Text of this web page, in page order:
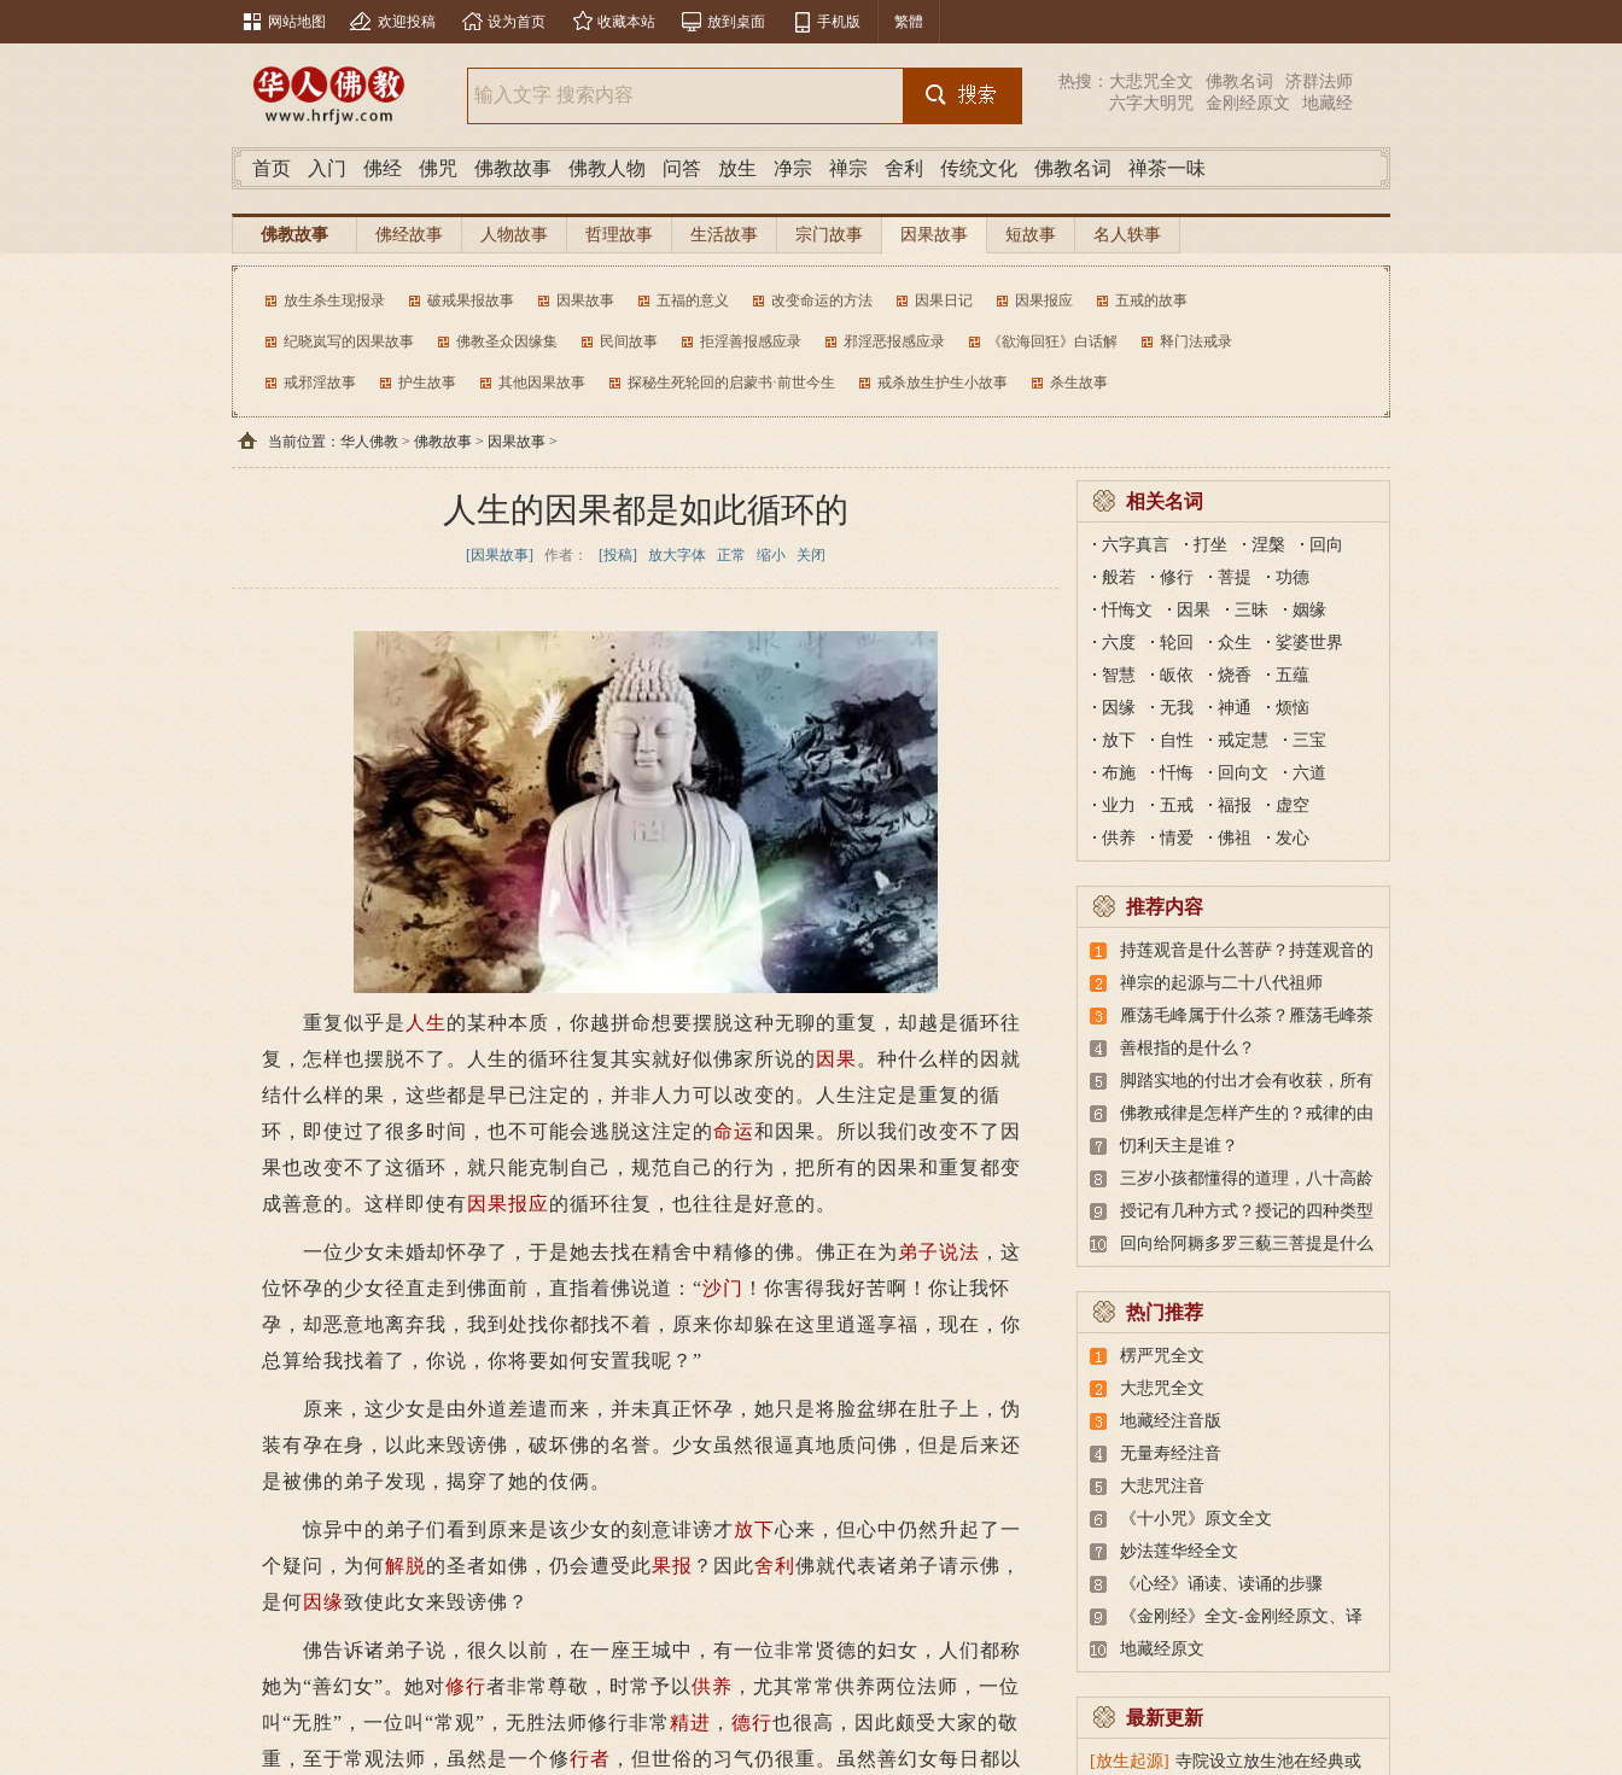
网站地图 欢迎投稿 设为首页 收藏本站 放到桌面 手机版 繁體
热搜： 大悲咒全文 佛教名词
济群法师
六字大明咒
金刚经原文 地藏经
首页 入门 佛经 佛咒 佛教故事 佛教人物 问答 放生 净宗 禅宗 舍利 传统文化 佛教名词 禅茶一味
佛教故事 佛经故事 人物故事 哲理故事 生活故事 宗门故事 因果故事 短故事 名人轶事
放生杀生现报录 破戒果报故事 因果故事 五福的意义 改变命运的方法 因果日记 因果报应 五戒的故事
纪晓岚写的因果故事 佛教圣众因缘集 民间故事 拒淫善报感应录 邪淫恶报感应录 《欲海回狂》白话解 释门法戒录
戒邪淫故事 护生故事 其他因果故事 探秘生死轮回的启蒙书·前世今生 戒杀放生护生小故事 杀生故事
当前位置： 华人佛教 > 佛教故事 > 因果故事 >
人生的因果都是如此循环的
[因果故事] 作者： [投稿] 放大字体 正常 缩小 关闭
重复似乎是 人生的某种本质，你越拼命想要摆脱这种无聊的重复，却越是循环往
复，怎样也摆脱不了。人生的循环往复其实就好似佛家所说的 因果。种什么样的因就
结什么样的果，这些都是早已注定的，并非人力可以改变的。人生注定是重复的循
环，即使过了很多时间，也不可能会逃脱这注定的命运和因果。所以我们改变不了因
果也改变不了这循环，就只能克制自己，规范自己的行为，把所有的因果和重复都变
成善意的。这样即使有因果报应的循环往复，也往往是好意的。
一位少女未婚却怀孕了，于是她去找在精舍中精修的佛。佛正在为 弟子说法 ，这
位怀孕的少女径直走到佛面前，直指着佛说道：“沙门 ！你害得我好苦啊！你让我怀
孕，却恶意地离弃我，我到处找你都找不着，原来你却躲在这里逍遥享福，现在，你
总算给我找着了，你说，你将要如何安置我呢？”
原来，这少女是由外道差遣而来，并未真正怀孕，她只是将脸盆绑在肚子上，伪
装有孕在身，以此来毁谤佛，破坏佛的名誉。少女虽然很逼真地质问佛，但是后来还
是被佛的弟子发现，揭穿了她的伎俩。
惊异中的弟子们看到原来是该少女的刻意诽谤才放下心来，但心中仍然升起了一
个疑问，为何解脱的圣者如佛，仍会遭受此果报 ？因此舍利 佛就代表诸弟子请示佛，
是何因缘致使此女来毁谤佛？
佛告诉诸弟子说，很久以前，在一座王城中，有一位非常贤德的妇女，人们都称
她为“善幻女”。她对修行者非常尊敬，时常予以供养 ，尤其常常供养两位法师，一位
叫“无胜”，一位叫“常观”，无胜法师修行非常精进 ， 德行也很高，因此颇受大家的敬
重，至于常观法师，虽然是一个修行者 ，但世俗的习气仍很重。虽然善幻女每日都以
相关名词
六字真言 打坐 涅槃
回向
般若
修行 菩提
功德
忏悔文
因果 三昧
姻缘
六度
轮回 众生
娑婆世界
智慧
皈依 烧香
五蕴
因缘
无我 神通
烦恼
放下
自性 戒定慧
三宝
布施
忏悔 回向文
六道
业力
五戒 福报
虚空
供养
情爱 佛祖 发心
推荐内容
持莲观音是什么菩萨？持莲观音的
故事
禅宗的起源与二十八代祖师
雁荡毛峰属于什么茶？雁荡毛峰茶
的特点与由来
善根指的是什么？
脚踏实地的付出才会有收获，所有
的付出都不会白费
佛教戒律是怎样产生的？戒律的由
来
忉利天主是谁？
三岁小孩都懂得的道理，八十高龄
也未必做得到
授记有几种方式？授记的四种类型
回向给阿耨多罗三藐三菩提是什么
热门推荐
楞严咒全文
大悲咒全文
地藏经注音版
无量寿经注音
大悲咒注音
《十小咒》原文全文
妙法莲华经全文
《心经》诵读、读诵的步骤
《金刚经》全文-金刚经原文、译
文及释意
地藏经原文
最新更新
[放生起源] 寺院设立放生池在经典或